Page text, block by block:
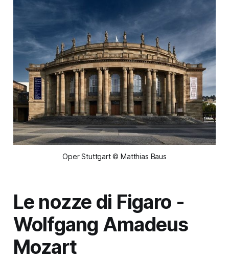
Oper Stuttgart © Matthias Baus
Le nozze di Figaro -
Wolfgang Amadeus
Mozart